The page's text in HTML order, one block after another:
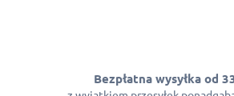
Bezpłatna wysyłka od